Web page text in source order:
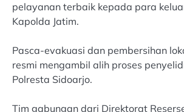
pelayanan terbaik kepada para
Kapolda Jatim.
Pasca-evakuasi dan pembersihan
resmi mengambil alih proses
Polresta Sidoarjo.
Tim gabungan dari Direktorat